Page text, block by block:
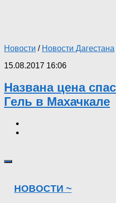
Новости / Новости Дагестана
15.08.2017 16:06
Названа цена
Гель в Махачкале
НОВОСТИ ~